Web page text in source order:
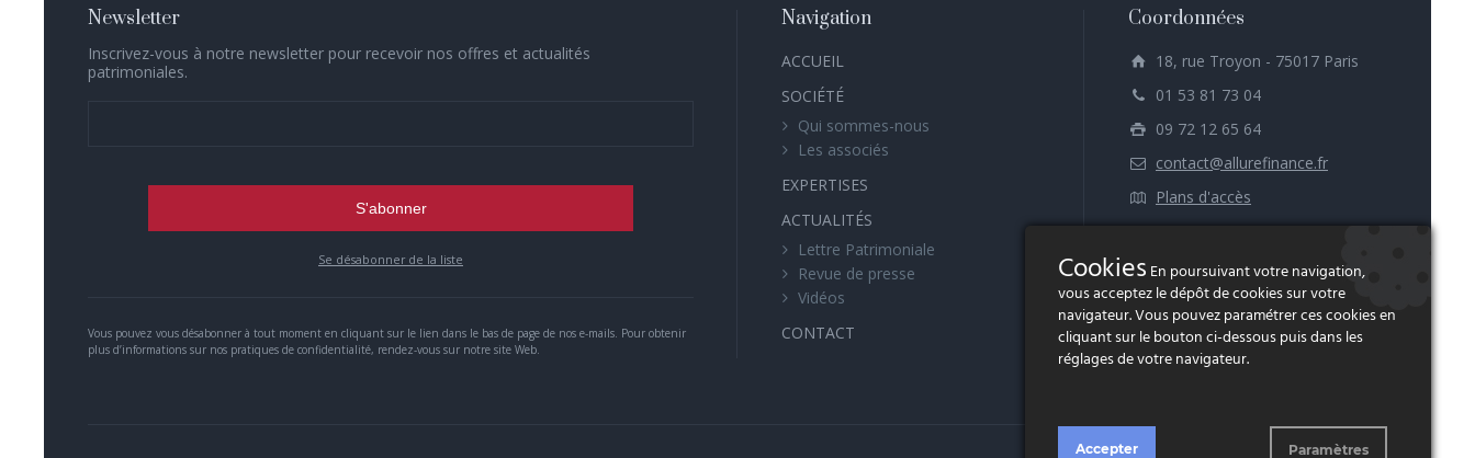
Newsletter
Inscrivez-vous à notre newsletter pour recevoir nos offres et actualités
patrimoniales.
Se désabonner de la liste
Vous pouvez vous désabonner à tout moment en cliquant sur le lien dans le bas de page de nos e-mails. Pour obtenir
plus d’informations sur nos pratiques de confidentialité, rendez-vous sur notre site Web.
Navigation
ACCUEIL
SOCIÉTÉ
Qui sommes-nous
Les associés
EXPERTISES
ACTUALITÉS
Lettre Patrimoniale
Revue de presse
Vidéos
CONTACT
Coordonnées
18, rue Troyon - 75017 Paris
01 53 81 73 04
09 72 12 65 64
contact@allurefinance.fr
Plans d'accès
Cookies En poursuivant votre navigation,
vous acceptez le dépôt de cookies sur votre
navigateur. Vous pouvez paramétrer ces cookies en
cliquant sur le bouton ci-dessous puis dans les
réglages de votre navigateur.
Accepter Paramètres